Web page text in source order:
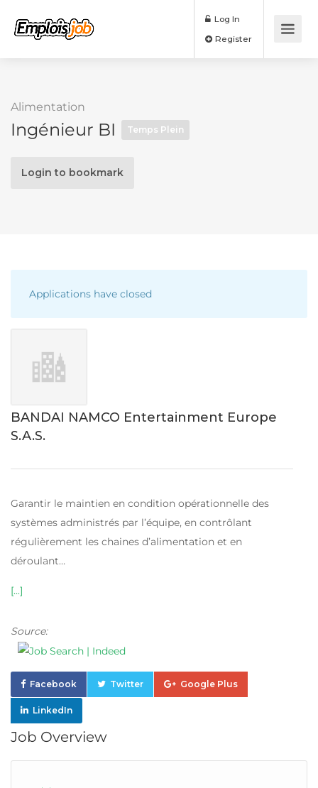
Log In
Alimentation
Ingénieur BI Temps Plein
Login to bookmark
Applications have closed
BANDAI NAMCO Entertainment Europe
S.A.S.
Garantir le maintien en condition opérationnelle des
systèmes administrés par l’équipe, en contrôlant
régulièrement les chaines d’alimentation et en
déroulant…
[...]
Source:
Facebook Twitter Google Plus
LinkedIn
Job Overview